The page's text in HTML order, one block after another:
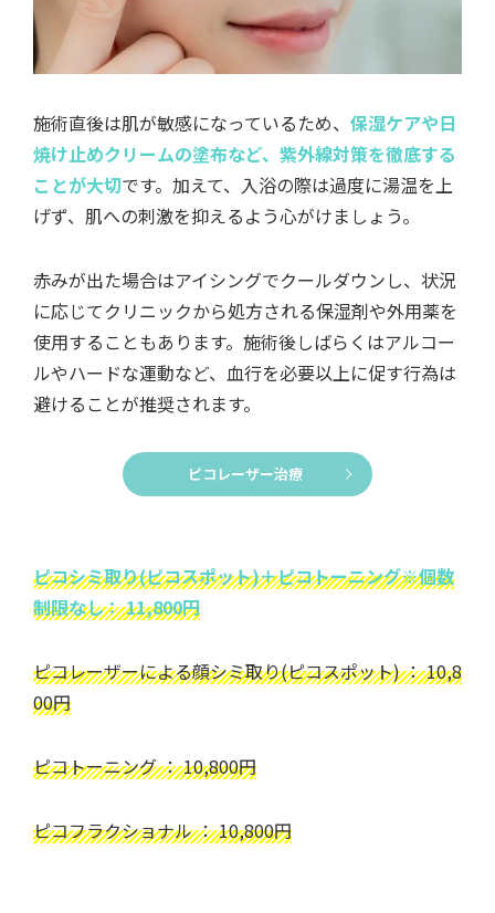
施術直後は肌が敏感になっているため、 保湿ケアや日
焼け止めクリームの塗布など、紫外線対策を徹底する
ことが大切です。加えて、入浴の際は過度に湯温を上
げず、肌への刺激を抑えるよう心がけましょう。
赤みが出た場合はアイシングでクールダウンし、状況
に応じてクリニックから処方される保湿剤や外用薬を
使用することもあります。施術後しばらくはアルコー
ルやハードな運動など、血行を必要以上に促す行為は
避けることが推奨されます。
ピコレーザー治療
ピコシミ取り(ピコスポット)＋ピコトーニング※個数
制限なし： 11,800円
ピコレーザーによる顔シミ取り(ピコスポット) ： 10,8
00円
ピコトーニング ： 10,800円
ピコフラクショナル ： 10,800円